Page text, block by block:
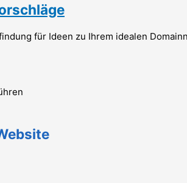
für Ideen zu Ihrem idealen